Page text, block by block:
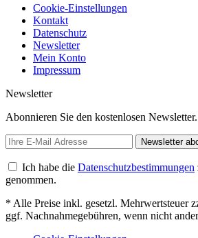
Cookie-Einstellungen
Kontakt
Datenschutz
Newsletter
Mein Konto
Impressum
Newsletter
Abonnieren Sie den kostenlosen Newsletter.
Newsletter
Ich habe die Datenschutzbestimmungen
genommen.
* Alle Preise inkl. gesetzl. Mehrwertsteuer
ggf. Nachnahmegebühren, wenn nicht